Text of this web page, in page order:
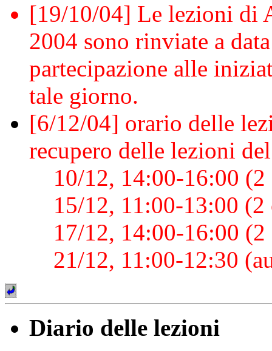
[19/10/04] Le lezioni di
2004 sono rinviate a
partecipazione alle
tale giorno.
[6/12/04] orario delle
recupero delle lezioni
10/12, 14:00-16:00
15/12, 11:00-13:00
17/12, 14:00-16:00
21/12, 11:00-12:30
Diario delle lezioni